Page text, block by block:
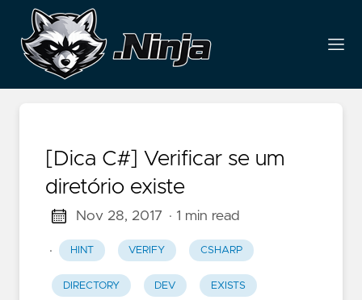
[Dica C#] Verificar se um
diretório existe
Nov 28, 2017 · 1 min read
· HINT VERIFY CSHARP
DIRECTORY DEV EXISTS